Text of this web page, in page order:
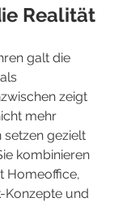
Realität
galt die
zeigt
mehr
gezielt
kombinieren
Homeoffice,
Konzepte und